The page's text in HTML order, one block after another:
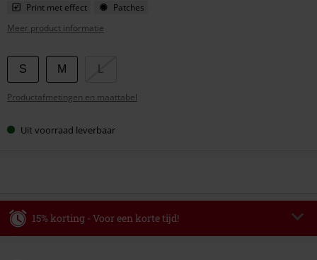
Print met effect
Patches
Meer product informatie
Kies
je
maat
S M
Productafmetingen en maattabel
Uit voorraad leverbaar
15% korting - Voor een korte tijd!